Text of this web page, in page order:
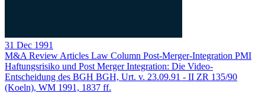
31 Dec 1991
M&A Review Articles Law Column Post-Merger-Integration PMI
Haftungsrisiko und Post Merger Integration: Die Video-
Entscheidung des BGH BGH, Urt. v. 23.09.91 - II ZR 135/90
(Koeln), WM 1991, 1837 ff.